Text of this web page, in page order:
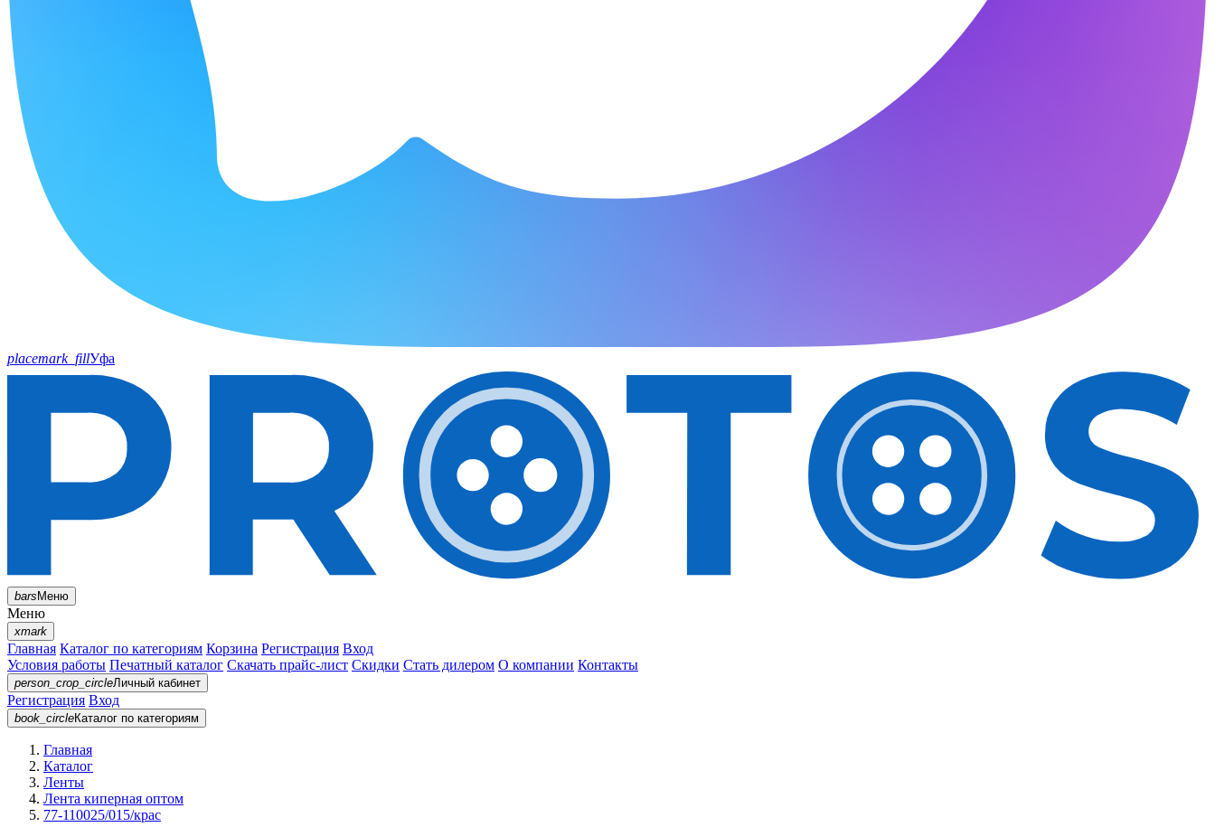
placemark_fillУфа
barsМеню
Меню
xmark
Главная Каталог по категориям Корзина Регистрация Вход
Условия работы Печатный каталог Скачать прайс-лист Скидки Стать дилером О компании Контакты
person_crop_circleЛичный кабинет
Регистрация Вход
book_circleКаталог по категориям
Главная
Каталог
Ленты
Лента киперная оптом
77-110025/015/крас